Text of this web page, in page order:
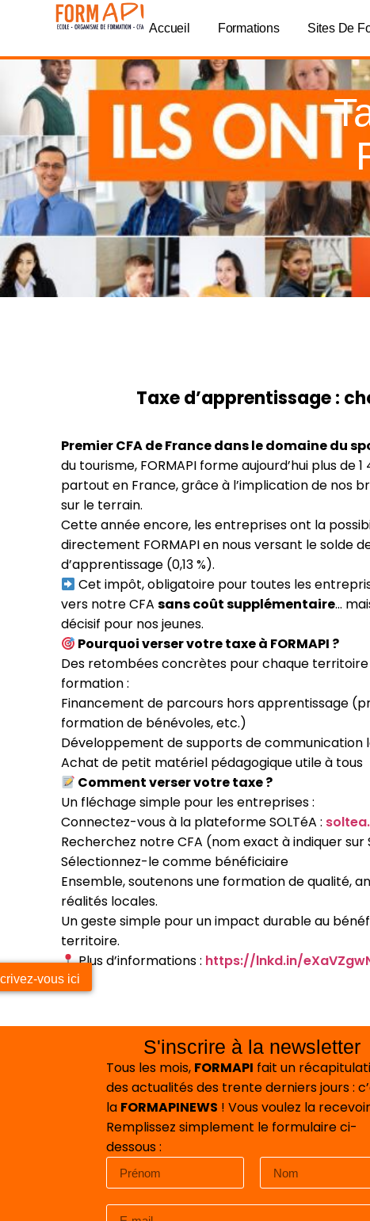
Accueil Formations Sites De
vous ici
Taxe d’apprentissage :
Premier CFA de France dans le domaine du
du tourisme, FORMAPI forme aujourd’hui plus de
partout en France, grâce à l’implication de nos
sur le terrain.
Cette année encore, les entreprises ont la
directement FORMAPI en nous versant le solde
d’apprentissage (0,13 %).
Cet impôt, obligatoire pour toutes les
vers notre CFAsans coût supplémentaire…
décisif pour nos jeunes.
Pourquoi verser votre taxe à FORMAPI ?
Des retombées concrètes pour chaque
formation :
Financement de parcours hors apprentissage
formation de bénévoles, etc.)
Développement de supports de communication
Achat de petit matériel pédagogique utile à tous
Comment verser votre taxe ?
Un fléchage simple pour les entreprises :
Connectez-vous à la plateforme SOLTéA :
Recherchez notre CFA (nom exact à indiquer sur
Sélectionnez-le comme bénéficiaire
Ensemble, soutenons une formation de qualité,
réalités locales.
Un geste simple pour un impact durable au
territoire.
Plus d’informations : https://lnkd.in/
S'inscrire à la newsletter
Tous les mois, FORMAPI fait un
des actualités des trente derniers jours :
la FORMAPINEWS ! Vous voulez la
Remplissez simplement le formulaire ci-
dessous :
Panneau de gestion des cookies